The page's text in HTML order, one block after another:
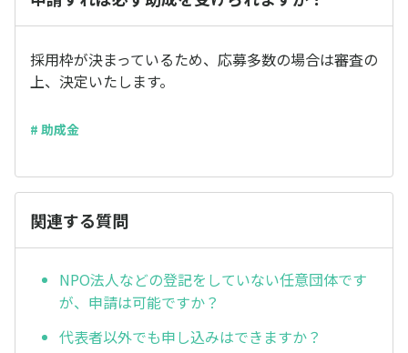
採用枠が決まっているため、応募多数の場合は審査の
上、決定いたします。
# 助成金
関連する質問
NPO法人などの登記をしていない任意団体です
が、申請は可能ですか？
代表者以外でも申し込みはできますか？